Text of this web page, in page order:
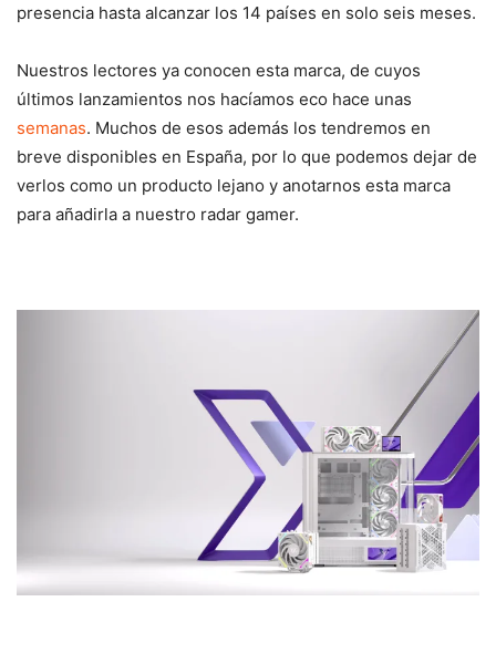
presencia hasta alcanzar los 14 países en solo seis meses.
Nuestros lectores ya conocen esta marca, de cuyos
últimos lanzamientos nos hacíamos eco hace unas
semanas. Muchos de esos además los tendremos en
breve disponibles en España, por lo que podemos dejar de
verlos como un producto lejano y anotarnos esta marca
para añadirla a nuestro radar gamer.